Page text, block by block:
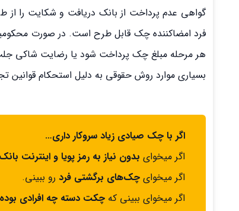
گواهی عدم پرداخت از بانک دریافت و شکایت را
فرد امضاکننده چک قابل طرح است. در صورت
هر مرحله مبلغ چک پرداخت شود یا رضایت شاکی
بسیاری موارد روش حقوقی به دلیل استحکام قوانین
اگر با چک صیادی زیاد سروکار داری…
اگر میخوای بدون نیاز به رمز پویا و اینترنت بانک
اگر میخوای چک‌های برگشتی فرد رو ببینی.
اگر میخوای ببینی کهچکت دسته چه افرادی